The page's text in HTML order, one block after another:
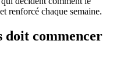
renforcé chaque semaine.
doit commencer